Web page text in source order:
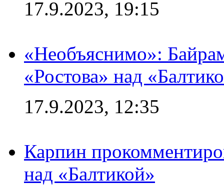
17.9.2023, 19:15
«Необъяснимо»:
«Ростова» над
17.9.2023, 12:35
Карпин
над «Балтикой»